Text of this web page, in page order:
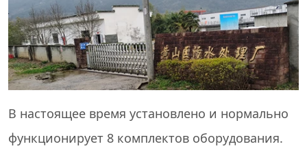
В настоящее время установлено и нормально
функционирует 8 комплектов оборудования.